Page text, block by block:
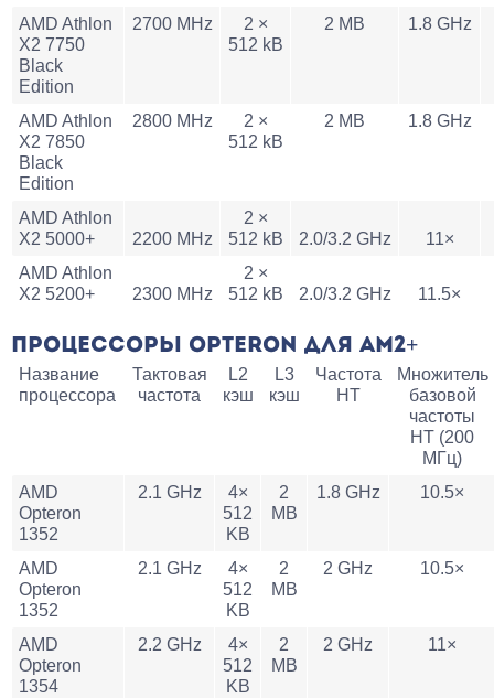
AMD Athlon
X2 7750
Black
Edition
2700 MHz
2 ×
512 kB
2 MB 1.8 GHz
AMD Athlon
X2 7850
Black
Edition
2800 MHz
2 ×
512 kB
2 MB 1.8 GHz
AMD Athlon
X2 5000+
2200 MHz
2 ×
512 kB
2.0/3.2 GHz
11×
AMD Athlon
X2 5200+
2300 MHz
2 ×
512 kB
2.0/3.2 GHz 11.5×
ПРОЦЕССОРЫ OPTERON ДЛЯ AM2+
Название
процессора
Тактовая
частота
L2
кэш
L3
кэш
Частота
HT
Множитель
базовой
частоты
HT (200
МГц)
AMD
Opteron
1352
2.1 GHz
4×
512
KB
2
MB
1.8 GHz 10.5×
AMD
Opteron
1352
2.1 GHz
4×
512
KB
2
MB
2 GHz 10.5×
AMD
Opteron
1354
2.2 GHz
4×
512
KB
2
MB
2 GHz 11×